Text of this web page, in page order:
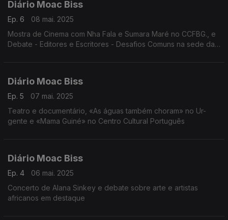
Diário Moac Biss
Ep. 6
08 mai. 2025
Mostra de Cinema com Nha Fala e Sumara Maré no CCFBG., e
Debate - Editores e Escritores - Desafios Comuns na sede da
Diário Moac Biss
Ep. 5
07 mai. 2025
Teatro e documentário, «As águas também choram» no Ur-
gente e «Mama Guiné» no Centro Cultural Português
Diário Moac Biss
Ep. 4
06 mai. 2025
Concerto de Alana Sinkey e debate sobre arte e artistas
africanos em destaque